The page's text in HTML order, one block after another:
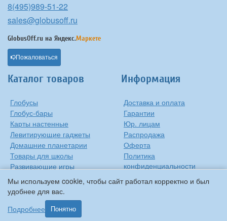
Мы используем cookie, чтобы сайт работал корректно и был
удобнее для вас.
Подробнее
Понятно
8(495)989-51-22
sales@globusoff.ru
GlobusOff.ru на Яндекс.Маркете
Пожаловаться
Каталог товаров
Глобусы
Глобус-бары
Карты настенные
Левитирующие гаджеты
Домашние планетарии
Товары для школы
Развивающие игры
Оригинальные игрушки
Подарки на Новый Год
Прочее
Информация
Доставка и оплата
Гарантии
Юр. лицам
Распродажа
Оферта
Политика
конфиденциальности
Контакты
О компании